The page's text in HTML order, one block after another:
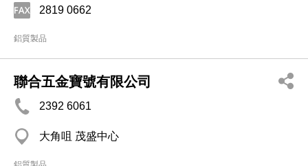
2819 0662
鋁質製品
聯合五金寶號有限公司
2392 6061
大角咀 茂盛中心